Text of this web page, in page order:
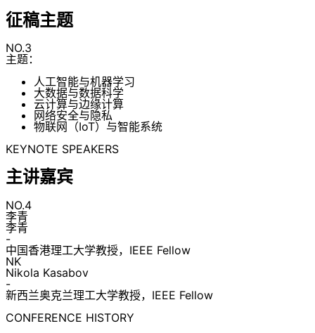
征稿主题
NO.3
主题：
人工智能与机器学习
大数据与数据科学
云计算与边缘计算
网络安全与隐私
物联网（IoT）与智能系统
KEYNOTE SPEAKERS
主讲嘉宾
NO.4
李青
李青
-
中国香港理工大学教授，IEEE Fellow
NK
Nikola Kasabov
-
新西兰奥克兰理工大学教授，IEEE Fellow
CONFERENCE HISTORY